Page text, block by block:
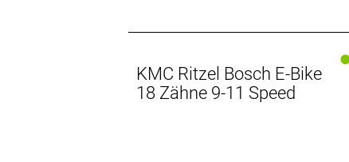
KMC Ritzel Bosch E-Bike
18 Zähne 9-11 Speed